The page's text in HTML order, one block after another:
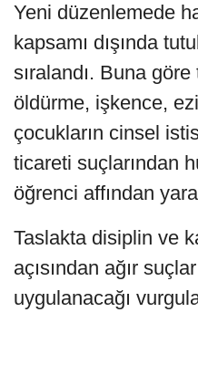
Yeni düzenlemede
kapsamı dışında
sıralandı. Buna
öldürme, işkence,
çocukların cinsel
ticareti suçlarından
öğrenci affından
Taslakta disiplin ve
açısından ağır
uygulanacağı